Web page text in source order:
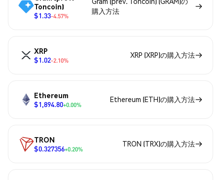
Toncoin)
$1.33-4.57%
購入方法
XRP
$1.02-2.10%
XRP (XRP)の購入方法
Ethereum
$1,894.80+0.00%
Ethereum (ETH)の購入方法
TRON
$0.327356+0.20%
TRON (TRX)の購入方法